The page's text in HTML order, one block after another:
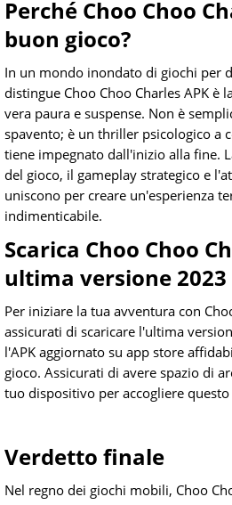
Perché Choo Choo
buon gioco?
In un mondo inondato di giochi per
distingue Choo Choo Charles APK è
vera paura e suspense. Non è
spavento; è un thriller psicologico a
tiene impegnato dall'inizio alla fine.
del gioco, il gameplay strategico e
uniscono per creare un'esperienza
indimenticabile.
Scarica Choo Choo
ultima versione 2023
Per iniziare la tua avventura con
assicurati di scaricare l'ultima
l'APK aggiornato su app store
gioco. Assicurati di avere spazio di
tuo dispositivo per accogliere
Verdetto finale
Nel regno dei giochi mobili, Choo